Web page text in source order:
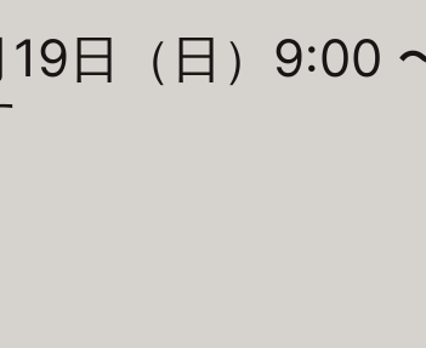
日（日）9:00